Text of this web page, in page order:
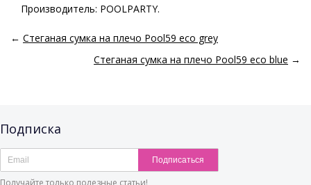
Производитель: POOLPARTY.
← Стеганая сумка на плечо Pool59 eco grey
Стеганая сумка на плечо Pool59 eco blue →
Подписка
Подписаться
Получайте только полезные статьи!